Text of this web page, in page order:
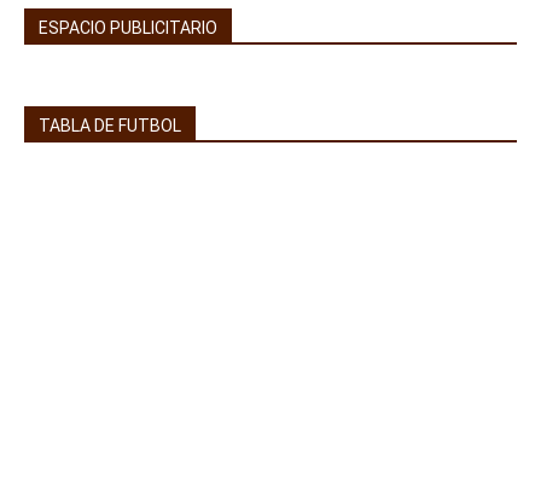
ESPACIO PUBLICITARIO
TABLA DE FUTBOL